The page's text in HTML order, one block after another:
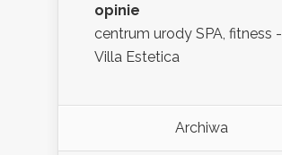
opinie
centrum urody SPA, fitness -
Villa Estetica
Archiwa